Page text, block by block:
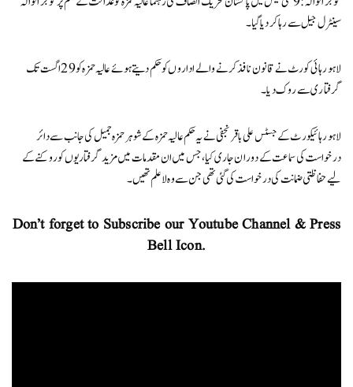
سینٹرل جیل سے رہا کر دیا گیا۔
لاہور ہائی کورٹ نے قانون نافذ کرنے والے اداروں کوحکم دیتے ہوئے عالیہ حمزہ کو 29 اگست تک
گرفتاری سے روک دیا ۔
لاہور ہائیکورٹ کے جسٹس علی باقر نجفی نے یہ حکم عالیہ حمزہ کے شوہر حمزہ جمیل کی جانب سے دائر
درخواست کی سماعت کے دوران جاری کیا، جس میں ان مقدمات میں مزید گرفتاریوں کو روکنے کے
لیے حفاظتی ضمانت کی درخواست کی گئی تھی جن سے وہ لاعلم تھیں۔
Don’t forget to Subscribe our Youtube Channel & Press
Bell Icon.